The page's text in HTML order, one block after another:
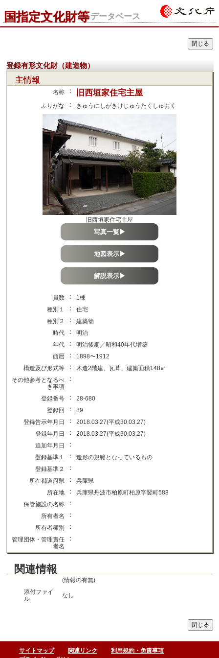
国指定文化財等データベース
登録有形文化財（建造物）
主情報
名称 ： 旧西垣家住宅主屋
ふりがな ： きゅうにしがきけじゅうたくしゅおく
旧西垣家住宅主屋
写真一覧▶
地図表示▶
解説表示▶
員数 ：
1棟
種別１
：
住宅
種別２
：
建築物
時代
：
明治
年代
：
明治後期／昭和40年代増築
西暦
：
1898〜1912
構造及び形式等
：
木造2階建、瓦葺、建築面積148㎡
その他参考となるべ
き事項
：
登録番号 ：
28-680
登録回
：
89
登録告示年月日
：
2018.03.27(平成30.03.27)
登録年月日
：
2018.03.27(平成30.03.27)
追加年月日
：
登録基準１ ：
造形の規範となっているもの
登録基準２
：
所在都道府県 ：
兵庫県
所在地
：
兵庫県丹波市柏原町柏原字竪町588
保管施設の名称
：
所有者名 ：
所有者種別 ：
管理団体・管理責任
者名
：
関連情報
(情報の有無)
添付ファイ
ル
なし
サイトマップ 関連リンク
利用規約・免責事項